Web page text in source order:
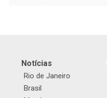
Notícias
Rio de Janeiro
Brasil